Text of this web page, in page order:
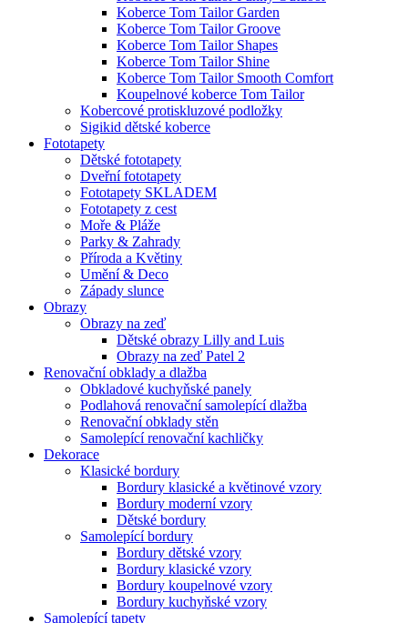
Koberce Tom Tailor Garden
Koberce Tom Tailor Groove
Koberce Tom Tailor Shapes
Koberce Tom Tailor Shine
Koberce Tom Tailor Smooth Comfort
Koupelnové koberce Tom Tailor
Kobercové protiskluzové podložky
Sigikid dětské koberce
Fototapety
Dětské fototapety
Dveřní fototapety
Fototapety SKLADEM
Fototapety z cest
Moře & Pláže
Parky & Zahrady
Příroda a Květiny
Umění & Deco
Západy slunce
Obrazy
Obrazy na zeď
Dětské obrazy Lilly and Luis
Obrazy na zeď Patel 2
Renovační obklady a dlažba
Obkladové kuchyňské panely
Podlahová renovační samolepící dlažba
Renovační obklady stěn
Samolepící renovační kachličky
Dekorace
Klasické bordury
Bordury klasické a květinové vzory
Bordury moderní vzory
Dětské bordury
Samolepící bordury
Bordury dětské vzory
Bordury klasické vzory
Bordury koupelnové vzory
Bordury kuchyňské vzory
Samolepící tapety